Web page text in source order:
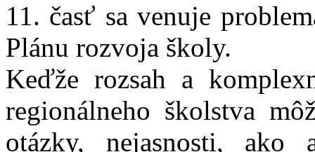
11. časť sa venuje
Plánu rozvoja školy.
Keďže rozsah a
regionálneho školstva
otázky, nejasnosti, ako